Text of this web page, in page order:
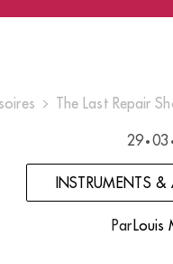
The Last Repair
29 • 03
INSTRUMENTS &
Par Louis